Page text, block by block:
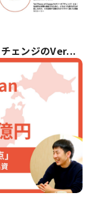
ェンジのVer...